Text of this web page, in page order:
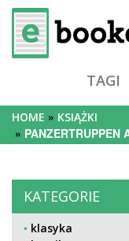
TAGI
HOME KSIĄŻKI
PANZERTRUPPEN
KATEGORIE
klasyka